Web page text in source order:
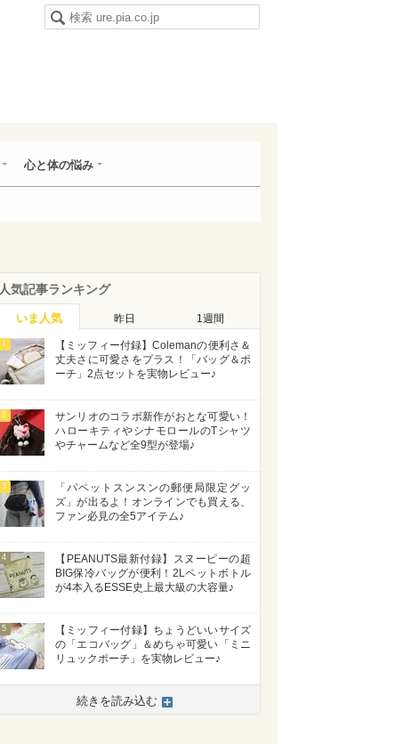
心と体の悩み
人気記事ランキング
いま人気 昨日 1週間
1
【ミッフィー付録】Colemanの便利さ＆
丈夫さに可愛さをプラス！「バッグ＆ポ
ーチ」2点セットを実物レビュー♪
2
サンリオのコラボ新作がおとな可愛い！
ハローキティやシナモロールのTシャツ
やチャームなど全9型が登場♪
3
「パペットスンスンの郵便局限定グッ
ズ」が出るよ！オンラインでも買える、
ファン必見の全5アイテム♪
4
【PEANUTS最新付録】スヌーピーの超
BIG保冷バッグが便利！2Lペットボトル
が4本入るESSE史上最大級の大容量♪
5
【ミッフィー付録】ちょうどいいサイズ
の「エコバッグ」＆めちゃ可愛い「ミニ
リュックポーチ」を実物レビュー♪
続きを読み込む